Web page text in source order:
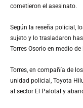
cometieron el asesinato.
Según la reseña policial,
sujeto y lo trasladaron
Torres Osorio en medio
Torres, en compañía de
unidad policial, Toyota
al sector El Palotal y